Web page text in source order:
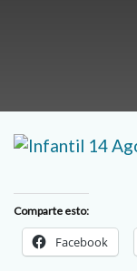
Comparte esto:
Facebook